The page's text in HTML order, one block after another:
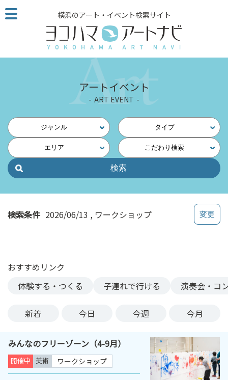
こ
の
ジ
読
他
ペ
の
横浜のアート・イベント検索サイト
アートイベント
ART EVENT
ジャンル タイプ
エリア こだわり検索
検索条件 2026/06/13 ワークショップ
おすすめリンク
体験する・つくる
子連れで行ける 演奏会・コ
新着 今日 今週 今月
みんなのフリーゾーン（4-9月）
開催中 美術 ワークショップ